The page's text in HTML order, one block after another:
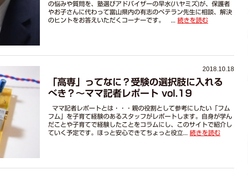
の悩みや質問を、塾選びアドバイザーの早水(ハヤミズ)が、保護者
やお子さんに代わって富山県内の有志のベテラン先生に相談、解決
のヒントをお答えいただくコーナーです。 ... 続きを読む
2018.10.18
「高専」ってなに？受験の選択肢に入れる
べき？～ママ記者レポート vol.19
ママ記者レポートとは・・・親の役割として参考にしたい「フム
フム」を子育て経験のあるスタッフがレポートします。自身が学ん
だことや子育てで経験したことをコラムにし、このサイトで紹介し
ていく予定です。ほっと安心できてちょっと役立... 続きを読む